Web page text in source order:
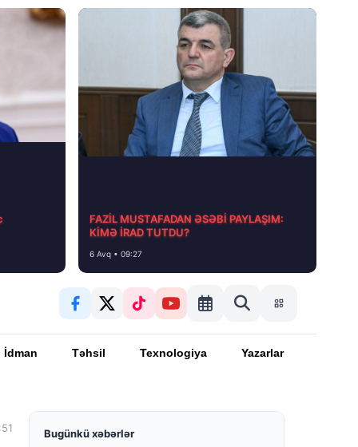
FAZİL MUSTAFADAN ƏSƏBİ PAYLAŞIM:
KİMƏ İRAD TUTDU?
6 Avq • 09:27
İdman Təhsil Texnologiya Yazarlar
Bugünkü xəbərlər